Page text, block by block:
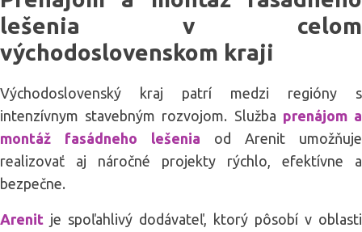
lešenia v celom
východoslovenskom kraji
Východoslovenský kraj patrí medzi regióny s
intenzívnym stavebným rozvojom. Služba prenájom a
montáž fasádneho lešenia od Arenit umožňuje
realizovať aj náročné projekty rýchlo, efektívne a
bezpečne.
Arenit je spoľahlivý dodávateľ, ktorý pôsobí v oblasti